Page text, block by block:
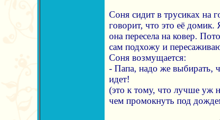
Соня сидит в трусиках на
говорит, что это её
она пересела на ковер.
сам подхожу и
Соня возмущается:
- Папа, надо же выбирать,
идет!
(это к тому, что лучше уж
чем промокнуть под